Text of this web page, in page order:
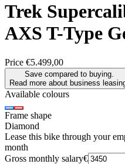
Trek
AXS T-Type
Price €5.499,00
Save compared to buying.
Read more about business
Available colours
Frame shape
Diamond
Lease this bike through your
month
Gross monthly salary€